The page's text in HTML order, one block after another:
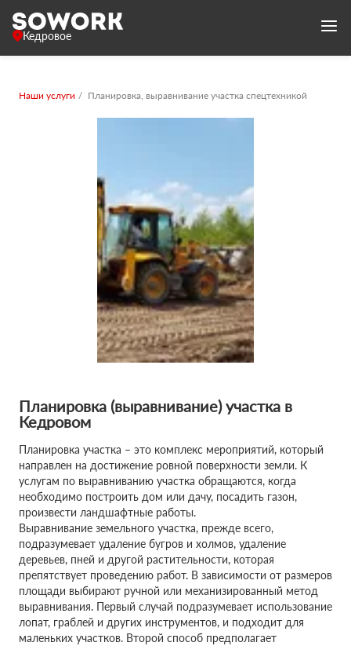
Кедровое
Наши услуги Планировка, выравнивание участка спецтехникой
Планировка (выравнивание) участка в
Кедровом
Планировка участка – это комплекс мероприятий, который
направлен на достижение ровной поверхности земли. К
услугам по выравниванию участка обращаются, когда
необходимо построить дом или дачу, посадить газон,
произвести ландшафтные работы.
Выравнивание земельного участка, прежде всего,
подразумевает удаление бугров и холмов, удаление
деревьев, пней и другой растительности, которая
препятствует проведению работ. В зависимости от размеров
площади выбирают ручной или механизированный метод
выравнивания. Первый случай подразумевает использование
лопат, граблей и других инструментов, и подходит для
маленьких участков. Второй способ предполагает